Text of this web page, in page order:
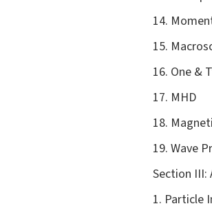
14.
15.
16. One &
17. MHD
18.
19. Wave
Section III:
1. Particle